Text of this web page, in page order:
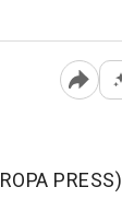
Abrir